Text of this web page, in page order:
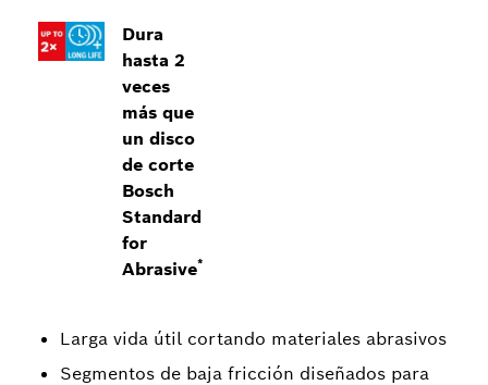
Dura
hasta 2
veces
más que
un disco
de corte
Bosch
Standard
for
Abrasive*
Larga vida útil cortando materiales abrasivos
Segmentos de baja fricción diseñados para